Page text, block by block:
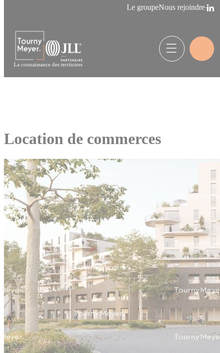
Le groupeNous rejoindre
La connaissance des territoires
Location de commerces